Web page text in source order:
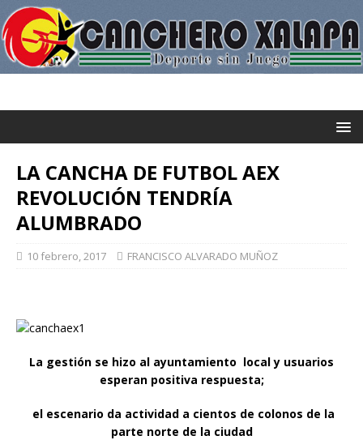
LA CANCHA DE FUTBOL AEX
REVOLUCIÓN TENDRÍA
ALUMBRADO
10 febrero, 2017 FRANCISCO ALVARADO MUÑOZ
La gestión se hizo al ayuntamiento local y usuarios
esperan positiva respuesta;
el escenario da actividad a cientos de colonos de la
parte norte de la ciudad